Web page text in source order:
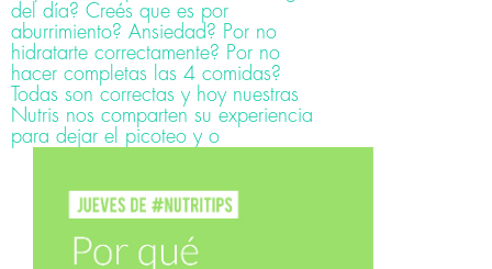
del día? Creés que es por
aburrimiento? Ansiedad? Por no
hidratarte correctamente? Por no
hacer completas las 4 comidas?
Todas son correctas y hoy nuestras
Nutris nos comparten su experiencia
para dejar el picoteo y o